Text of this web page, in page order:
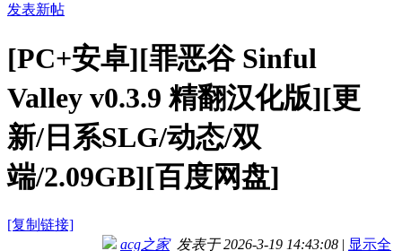
发表新帖
[PC+安卓][罪恶谷 Sinful
Valley v0.3.9 精翻汉化版][更
新/日系SLG/动态/双
端/2.09GB][百度网盘]
[复制链接]
acg之家发表于 2026-3-19 14:43:08 | 显示全